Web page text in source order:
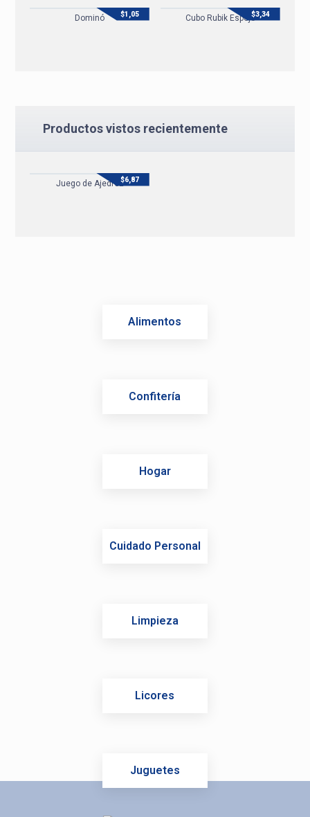
Dominó $1,05 Cubo Rubik Espejo
$3,34
Productos vistos recientemente
Juego de Ajedrez$6,87
Alimentos
Confitería
Hogar
Cuidado Personal
Limpieza
Licores
Juguetes